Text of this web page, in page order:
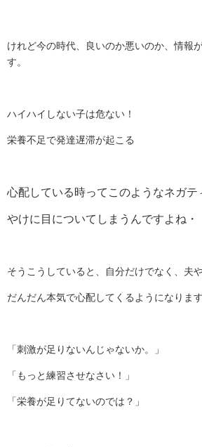
けれど今の時代、良いのか悪いのか、情報
す。
ハイハイしない子は危ない！
栄養不足で発達遅滞が起こる
心配している時ってこのようなネガテ
やけに目についてしまうんですよね・
そうこうしていると、自分だけでなく、夫
だんだん本気で心配してくるようになります
「刺激が足りないんじゃないか。」
「もっと練習させなさい！」
「栄養が足りてないのでは？」